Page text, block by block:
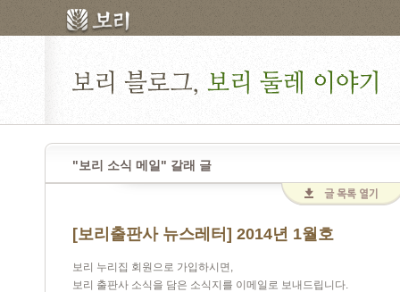
"보리 소식 메일" 갈래 글
[보리출판사 뉴스레터] 2014년 1월호
보리 누리집 회원으로 가입하시면,
보리 출판사 소식을 담은 소식지를 이메일로 보내드립니다.